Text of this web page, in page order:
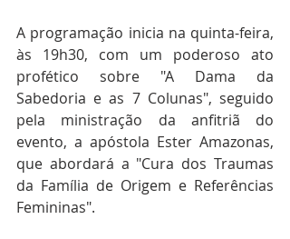
A programação inicia na quinta-feira,
às 19h30, com um poderoso ato
profético sobre "A Dama da
Sabedoria e as 7 Colunas", seguido
pela ministração da anfitriã do
evento, a apóstola Ester Amazonas,
que abordará a "Cura dos Traumas
da Família de Origem e Referências
Femininas".